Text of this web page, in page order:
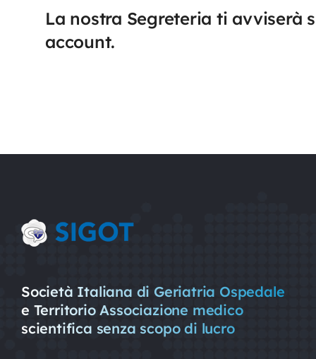
Nursing
La nostra Segreteria ti avviserà
account.
Società Italiana di Geriatria Ospedale
e Territorio Associazione medico
scientifica senza scopo di lucro